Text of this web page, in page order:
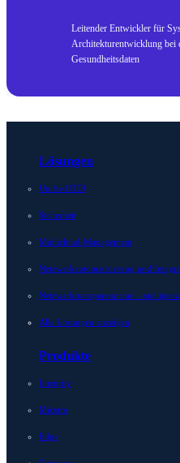
Leitender Entwickler für
Architekturentwicklung bei
Gesundheitsdaten
Lösungen
Unified DDI
Sicherheit
Multicloud-Management
Netzwerkautomatisierung und
Netzwerktransparenz und -intelligenz
Alle Lösungen anzeigen
Produkte
Integrity
Micetro
Edge